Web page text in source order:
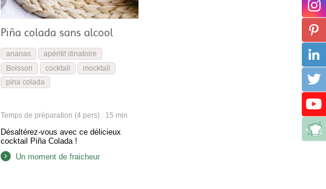
Piña colada sans alcool
ananas
apéritif dinatoire
Boisson
cocktail
mocktail
pina colada
Temps de préparation (4 pers) : 15 min
Désaltérez-vous avec ce délicieux
cocktail Piña Colada !
Un moment de fraicheur